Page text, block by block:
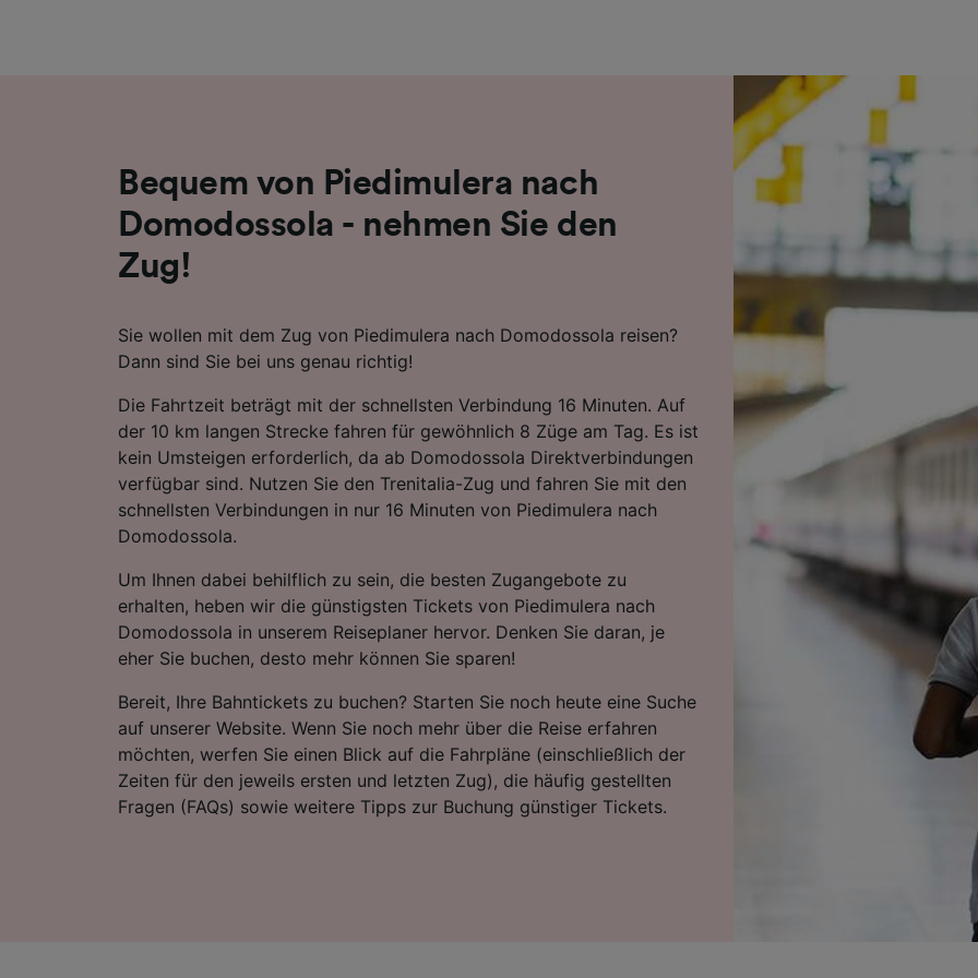
Bequem von Piedimulera nach
Domodossola - nehmen Sie den
Zug!
Sie wollen mit dem Zug von Piedimulera nach Domodossola reisen?
Dann sind Sie bei uns genau richtig!
Die Fahrtzeit beträgt mit der schnellsten Verbindung 16 Minuten. Auf
der 10 km langen Strecke fahren für gewöhnlich 8 Züge am Tag. Es ist
kein Umsteigen erforderlich, da ab Domodossola Direktverbindungen
verfügbar sind. Nutzen Sie den Trenitalia-Zug und fahren Sie mit den
schnellsten Verbindungen in nur 16 Minuten von Piedimulera nach
Domodossola.
Um Ihnen dabei behilflich zu sein, die besten Zugangebote zu
erhalten, heben wir die günstigsten Tickets von Piedimulera nach
Domodossola in unserem Reiseplaner hervor. Denken Sie daran, je
eher Sie buchen, desto mehr können Sie sparen!
Bereit, Ihre Bahntickets zu buchen? Starten Sie noch heute eine Suche
auf unserer Website. Wenn Sie noch mehr über die Reise erfahren
möchten, werfen Sie einen Blick auf die Fahrpläne (einschließlich der
Zeiten für den jeweils ersten und letzten Zug), die häufig gestellten
Fragen (FAQs) sowie weitere Tipps zur Buchung günstiger Tickets.